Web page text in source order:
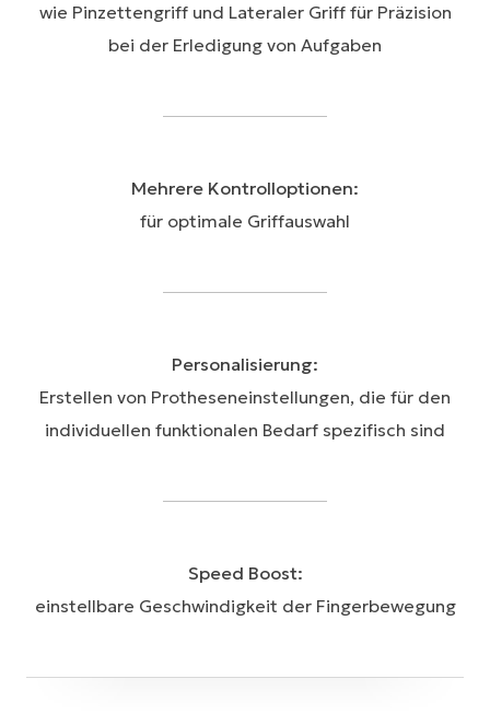
wie Pinzettengriff und Lateraler Griff für Präzision
bei der Erledigung von Aufgaben​
Mehrere Kontrolloptionen:
für optimale Griffauswahl
Personalisierung:
Erstellen von Protheseneinstellungen, die für den
individuellen funktionalen Bedarf spezifisch sind
Speed Boost:
einstellbare Geschwindigkeit der Fingerbewegung